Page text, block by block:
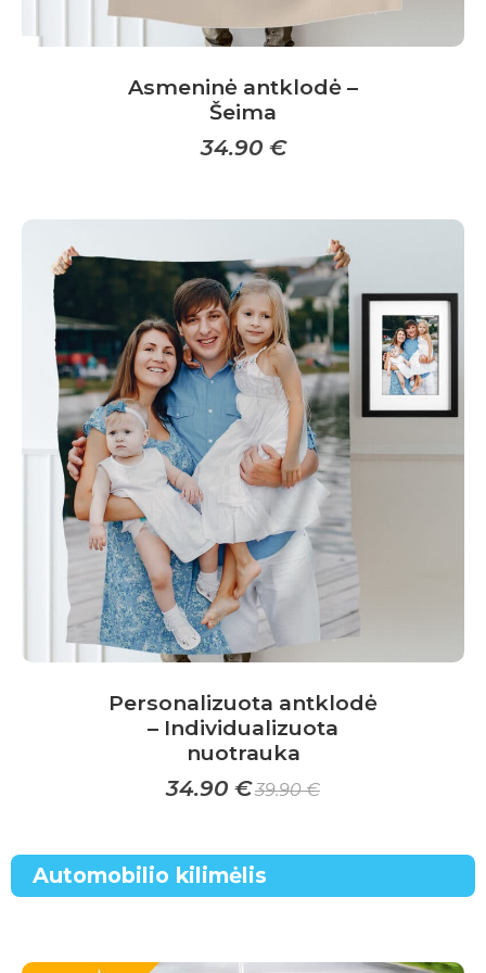
Asmeninė antklodė –
Šeima
34.90 €
product
multiple
variants.
The
options
may
be
chosen
on
the
product
page
Personalizuota antklodė
– Individualizuota
nuotrauka
34.90 €39.90€
product
has
Automobilio kilimėlis